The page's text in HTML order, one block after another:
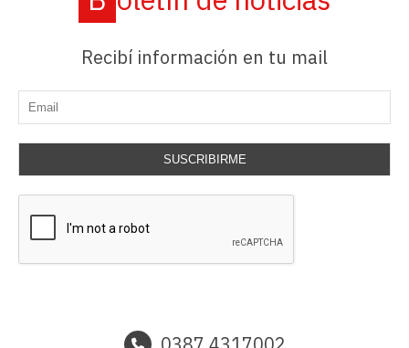
Recibí información en tu mail
SUSCRIBIRME